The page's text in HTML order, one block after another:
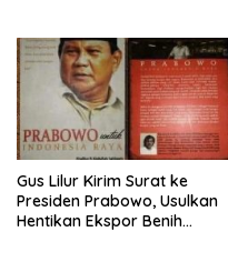
Gus Lilur Kirim Surat ke
Presiden Prabowo, Usulkan
Hentikan Ekspor Benih